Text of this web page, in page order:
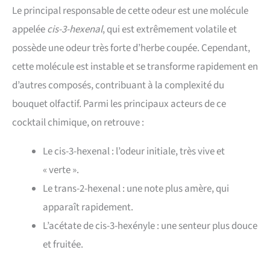
Le principal responsable de cette odeur est une molécule
appeléecis-3-hexenal, qui est extrêmement volatile et
possède une odeur très forte d’herbe coupée. Cependant,
cette molécule est instable et se transforme rapidement en
d’autres composés, contribuant à la complexité du
bouquet olfactif. Parmi les principaux acteurs de ce
cocktail chimique, on retrouve :
Le cis-3-hexenal : l’odeur initiale, très vive et
« verte ».
Le trans-2-hexenal : une note plus amère, qui
apparaît rapidement.
L’acétate de cis-3-hexényle : une senteur plus douce
et fruitée.